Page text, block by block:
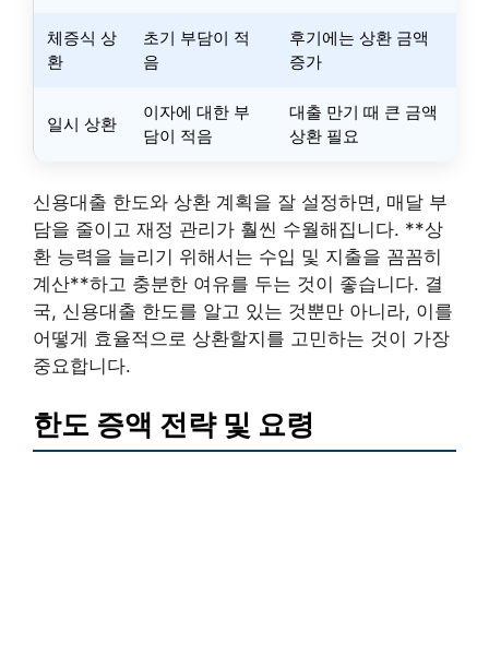
체증식 상
환
초기 부담이 적
음
후기에는 상환 금액
증가
일시 상환
이자에 대한 부
담이 적음
대출 만기 때 큰 금액
상환 필요
신용대출 한도와 상환 계획을 잘 설정하면, 매달 부
담을 줄이고 재정 관리가 훨씬 수월해집니다. **상
환 능력을 늘리기 위해서는 수입 및 지출을 꼼꼼히
계산**하고 충분한 여유를 두는 것이 좋습니다. 결
국, 신용대출 한도를 알고 있는 것뿐만 아니라, 이를
어떻게 효율적으로 상환할지를 고민하는 것이 가장
중요합니다.
한도 증액 전략 및 요령